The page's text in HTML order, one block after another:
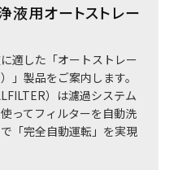
液用オートストレー
適した「オートストレー
」製品をご案内します。
）は濾過システム
ってフィルターを自動洗
「完全自動運転」を実現